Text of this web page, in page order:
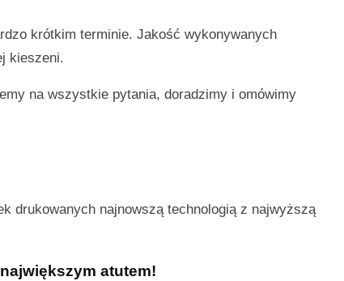
krótkim terminie. Jakość wykonywanych
kieszeni.
na wszystkie pytania, doradzimy i omówimy
drukowanych najnowszą technologią z najwyższą
atutem!